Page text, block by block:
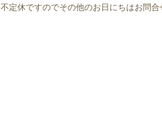
不定休ですのでその他のお日にちはお問合